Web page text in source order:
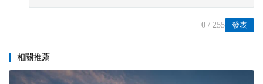
發表
0 / 255
相關推薦